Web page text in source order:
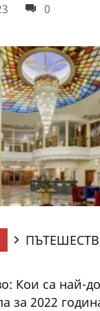
0
Кои са най-
за 2022